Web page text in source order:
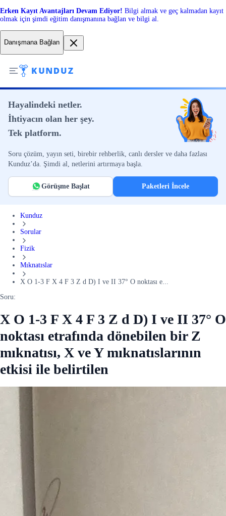
Erken Kayıt Avantajları Devam Ediyor! Bilgi almak ve geç kalmadan kayıt
olmak için şimdi eğitim danışmanına bağlan ve bilgi al.
Danışmana Bağlan
Hayalindeki netler.
İhtiyacın olan her şey.
Tek platform.
Soru çözüm, yayın seti, birebir rehberlik, canlı dersler ve daha fazlası
Kunduz’da. Şimdi al, netlerini artırmaya başla.
Görüşme Başlat Paketleri İncele
Kunduz
Sorular
Fizik
Mıknatıslar
X O 1-3 F X 4 F 3 Z d D) I ve II 37° O noktası e...
Soru:
X O 1-3 F X 4 F 3 Z d D) I ve II 37° O
noktası etrafında dönebilen bir Z
mıknatısı, X ve Y mıknatıslarının
etkisi ile belirtilen